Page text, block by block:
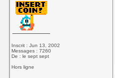
Inscrit : Jun 13, 2002
Messages : 7260
De : le sept sept
Hors ligne